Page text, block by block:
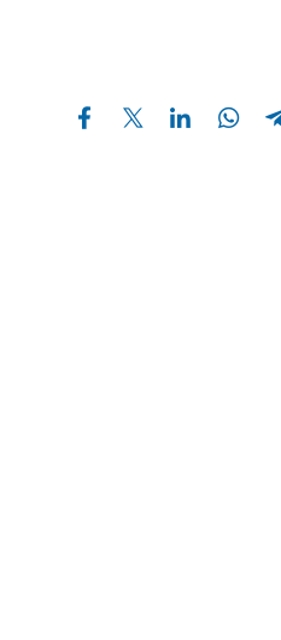
Compartir en Facebook Compartir en Twitter Compartir en Linkedin Compartir en Whatsapp